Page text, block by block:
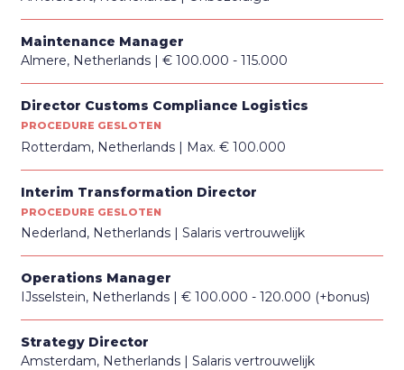
Maintenance Manager
Almere, Netherlands
€ 100.000 - 115.000
Director Customs Compliance Logistics
PROCEDURE GESLOTEN
Rotterdam, Netherlands Max. € 100.000
Interim Transformation Director
PROCEDURE GESLOTEN
Nederland, Netherlands Salaris vertrouwelijk
Operations Manager
IJsselstein, Netherlands
€ 100.000 - 120.000 (+bonus)
Strategy Director
Amsterdam, Netherlands
Salaris vertrouwelijk